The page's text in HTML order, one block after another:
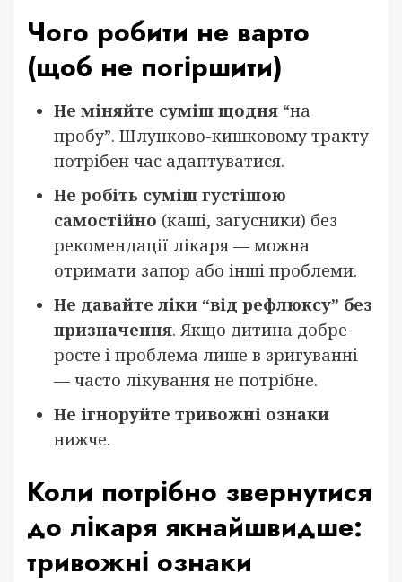
Чого робити не варто
(щоб не погіршити)
Не міняйте суміш щодня “на
пробу”. Шлунково-кишковому тракту
потрібен час адаптуватися.
Не робіть суміш густішою
самостійно (каші, загусники) без
рекомендації лікаря — можна
отримати запор або інші проблеми.
Не давайте ліки “від рефлюксу” без
призначення. Якщо дитина добре
росте і проблема лише в зригуванні
— часто лікування не потрібне.
Не ігноруйте тривожні ознаки
нижче.
Коли потрібно звернутися
до лікаря якнайшвидше:
тривожні ознаки